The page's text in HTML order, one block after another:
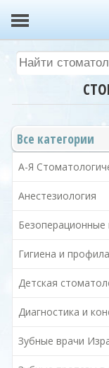
Все категории
А-Я
Анестезиология
Гигиена и
Детская
Диагностика и
Зубные врачи